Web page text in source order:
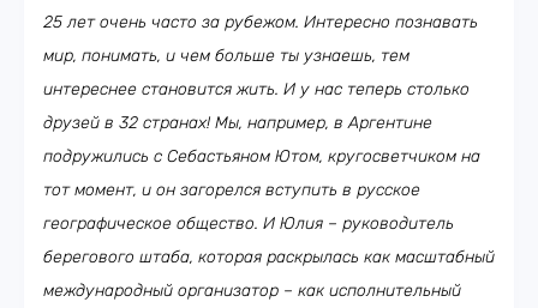
25 лет очень часто за рубежом. Интересно познавать
мир, понимать, и чем больше ты узнаешь, тем
интереснее становится жить. И у нас теперь столько
друзей в 32 странах! Мы, например, в Аргентине
подружились с Себастьяном Ютом, кругосветчиком на
тот момент, и он загорелся вступить в русское
географическое общество. И Юлия – руководитель
берегового штаба, которая раскрылась как масштабный
международный организатор – как исполнительный